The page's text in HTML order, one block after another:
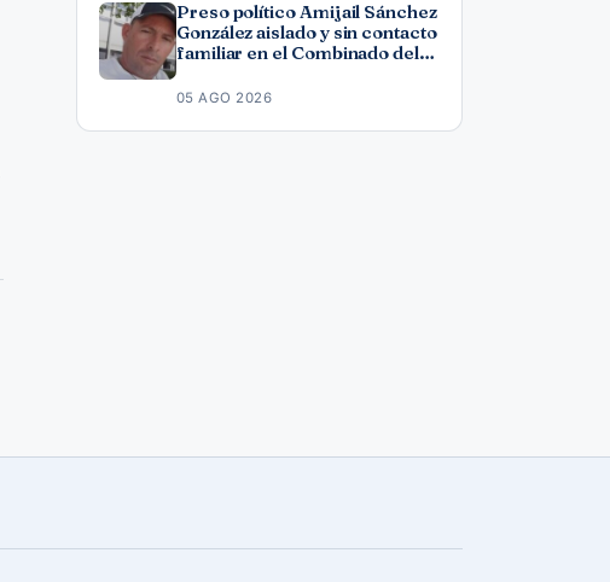
Preso político Amijail Sánchez
González aislado y sin contacto
familiar en el Combinado del
05 AGO 2026